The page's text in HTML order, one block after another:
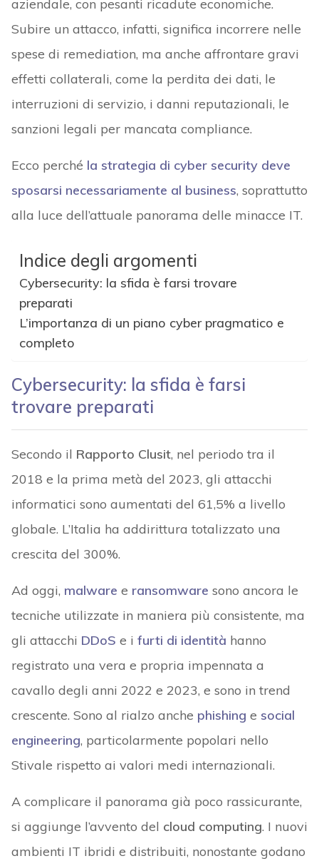
aziendale, con pesanti ricadute economiche.
Subire un attacco, infatti, significa incorrere nelle
spese di remediation, ma anche affrontare gravi
effetti collaterali, come la perdita dei dati, le
interruzioni di servizio, i danni reputazionali, le
sanzioni legali per mancata compliance.
Ecco perché la strategia di cyber security deve
sposarsi necessariamente al business, soprattutto
alla luce dell’attuale panorama delle minacce IT.
Indice degli argomenti
Cybersecurity: la sfida è farsi trovare
preparati
L’importanza di un piano cyber pragmatico e
completo
Cybersecurity: la sfida è farsi
trovare preparati
Secondo il Rapporto Clusit, nel periodo tra il
2018 e la prima metà del 2023, gli attacchi
informatici sono aumentati del 61,5% a livello
globale. L’Italia ha addirittura totalizzato una
crescita del 300%.
Ad oggi, malware e ransomware sono ancora le
tecniche utilizzate in maniera più consistente, ma
gli attacchi DDoS e i furti di identità hanno
registrato una vera e propria impennata a
cavallo degli anni 2022 e 2023, e sono in trend
crescente. Sono al rialzo anche phishing e social
engineering, particolarmente popolari nello
Stivale rispetto ai valori medi internazionali.
A complicare il panorama già poco rassicurante,
si aggiunge l’avvento del cloud computing. I nuovi
ambienti IT ibridi e distribuiti, nonostante godano